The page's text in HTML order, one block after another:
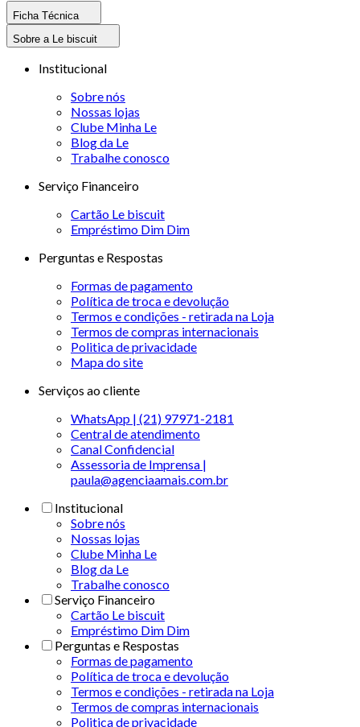
Ficha Técnica
Sobre a Le biscuit
Institucional
Sobre nós
Nossas lojas
Clube Minha Le
Blog da Le
Trabalhe conosco
Serviço Financeiro
Cartão Le biscuit
Empréstimo Dim Dim
Perguntas e Respostas
Formas de pagamento
Política de troca e devolução
Termos e condições - retirada na Loja
Termos de compras internacionais
Politica de privacidade
Mapa do site
Serviços ao cliente
WhatsApp | (21) 97971-2181
Central de atendimento
Canal Confidencial
Assessoria de Imprensa |
paula@agenciaamais.com.br
Institucional
Sobre nós
Nossas lojas
Clube Minha Le
Blog da Le
Trabalhe conosco
Serviço Financeiro
Cartão Le biscuit
Empréstimo Dim Dim
Perguntas e Respostas
Formas de pagamento
Política de troca e devolução
Termos e condições - retirada na Loja
Termos de compras internacionais
Politica de privacidade